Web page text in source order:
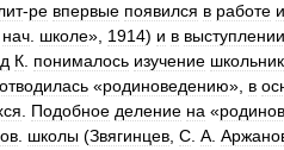
-ре впервые появился в работе
нач школе», 1914) и в выступлении
К понималось изучение
отводилась «родиноведению», в
Подобное деление на «
школы (Звягинцев С А